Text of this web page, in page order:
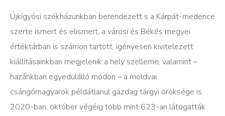
Újkígyósi székházunkban berendezett s a Kárpát-medence
szerte ismert és elismert, a városi és Békés megyei
értéktárban is számon tartott, igényesen kivitelezett
kiállításainkban megjelenik a hely szelleme, valamint –
hazánkban egyedülálló módon – a moldvai
csángómagyarok példátlanul gazdag tárgyi öröksége is.
2020-ban, október végéig több mint 623-an látogatták